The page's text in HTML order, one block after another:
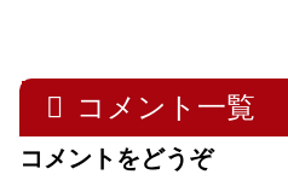
コメント一覧
コメントをどうぞ